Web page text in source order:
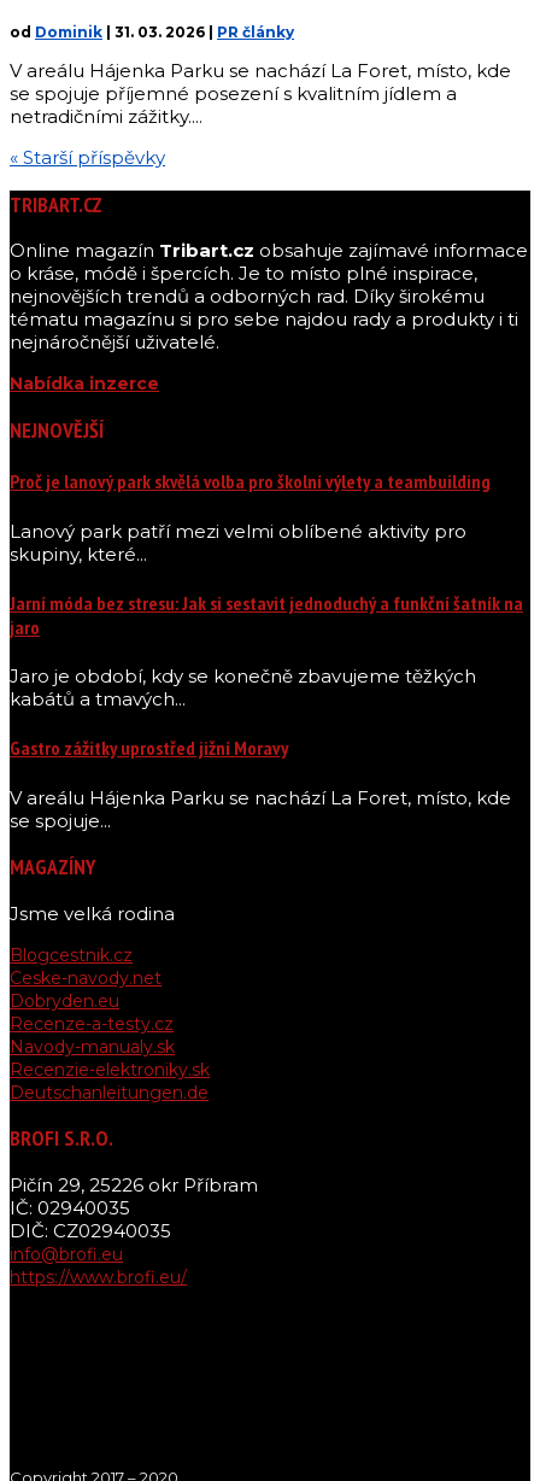
od Dominik 31. 03. 2026 PR články
V areálu Hájenka Parku se nachází La Foret, místo, kde
se spojuje příjemné posezení s kvalitním jídlem a
netradičními zážitky....
« Starší příspěvky
TRIBART.CZ
Online magazín Tribart.cz obsahuje zajímavé informace
o kráse, módě i špercích. Je to místo plné inspirace,
nejnovějších trendů a odborných rad. Díky širokému
tématu magazínu si pro sebe najdou rady a produkty i ti
nejnáročnější uživatelé.
Nabídka inzerce
NEJNOVĚJŠÍ
Proč je lanový park skvělá volba pro školní výlety a teambuilding
Lanový park patří mezi velmi oblíbené aktivity pro
skupiny, které...
Jarní móda bez stresu: Jak si sestavit jednoduchý a funkční šatník na
jaro
Jaro je období, kdy se konečně zbavujeme těžkých
kabátů a tmavých...
Gastro zážitky uprostřed jižní Moravy
V areálu Hájenka Parku se nachází La Foret, místo, kde
se spojuje...
MAGAZÍNY
Jsme velká rodina
Blogcestnik.cz
Ceske-navody.net
Dobryden.eu
Recenze-a-testy.cz
Navody-manualy.sk
Recenzie-elektroniky.sk
Deutschanleitungen.de
BROFI S.R.O.
Pičín 29, 25226 okr Příbram
IČ: 02940035
DIČ: CZ02940035
info@brofi.eu
https://www.brofi.eu/
Copyright 2017 – 2020